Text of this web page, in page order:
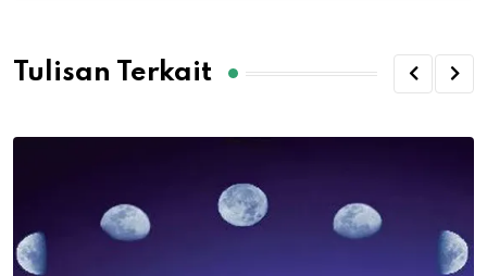
Tulisan Terkait